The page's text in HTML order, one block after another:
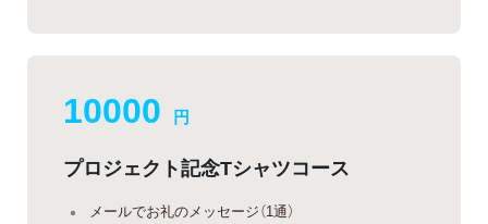
10000 円
プロジェクト記念Tシャツコース
メールでお礼のメッセージ（1通）